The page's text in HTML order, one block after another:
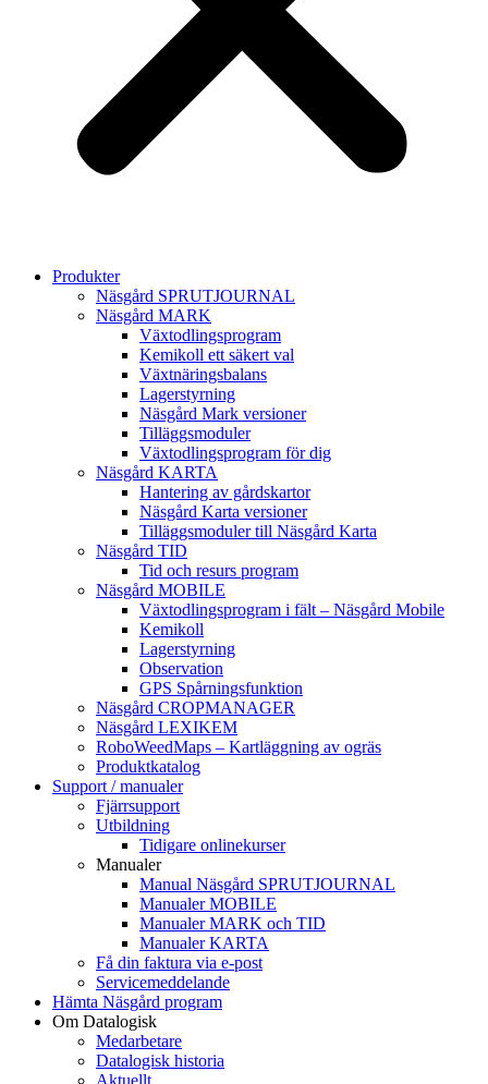
Produkter
Näsgård SPRUTJOURNAL
Näsgård MARK
Växtodlingsprogram
Kemikoll ett säkert val
Växtnäringsbalans
Lagerstyrning
Näsgård Mark versioner
Tilläggsmoduler
Växtodlingsprogram för dig
Näsgård KARTA
Hantering av gårdskartor
Näsgård Karta versioner
Tilläggsmoduler till Näsgård Karta
Näsgård TID
Tid och resurs program
Näsgård MOBILE
Växtodlingsprogram i fält – Näsgård Mobile
Kemikoll
Lagerstyrning
Observation
GPS Spårningsfunktion
Näsgård CROPMANAGER
Näsgård LEXIKEM
RoboWeedMaps – Kartläggning av ogräs
Produktkatalog
Support / manualer
Fjärrsupport
Utbildning
Tidigare onlinekurser
Manualer
Manual Näsgård SPRUTJOURNAL
Manualer MOBILE
Manualer MARK och TID
Manualer KARTA
Få din faktura via e-post
Servicemeddelande
Hämta Näsgård program
Om Datalogisk
Medarbetare
Datalogisk historia
Aktuellt